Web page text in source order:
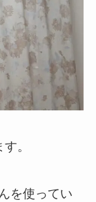
。
を使ってい